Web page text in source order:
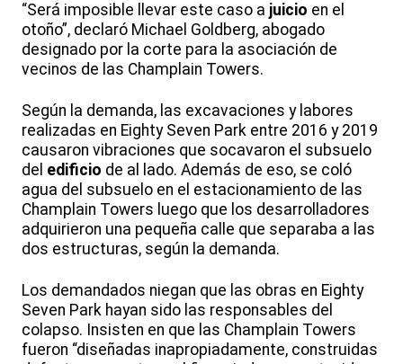
“Será imposible llevar este caso a juicio en el
otoño”, declaró Michael Goldberg, abogado
designado por la corte para la asociación de
vecinos de las Champlain Towers.
Según la demanda, las excavaciones y labores
realizadas en Eighty Seven Park entre 2016 y 2019
causaron vibraciones que socavaron el subsuelo
del edificio de al lado. Además de eso, se coló
agua del subsuelo en el estacionamiento de las
Champlain Towers luego que los desarrolladores
adquirieron una pequeña calle que separaba a las
dos estructuras, según la demanda.
Los demandados niegan que las obras en Eighty
Seven Park hayan sido las responsables del
colapso. Insisten en que las Champlain Towers
fueron “diseñadas inapropiadamente, construidas